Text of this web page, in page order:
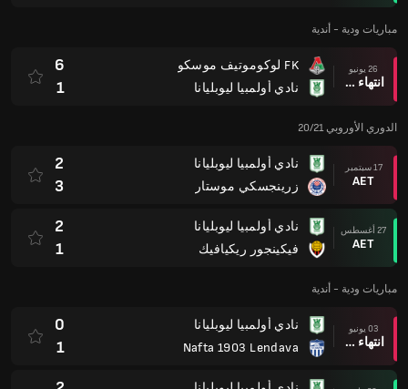
مباريات ودية - أندية
26 يونيو
انتهاء وقت المباراة
FK لوكوموتيف موسكو
نادي أولمبيا ليوبليانا
6
1
الدوري الأوروبي 20/21
17 سبتمبر
AET
نادي أولمبيا ليوبليانا
زرينجسكي موستار
2
3
27 أغسطس
AET
نادي أولمبيا ليوبليانا
فيكينجور ريكيافيك
2
1
مباريات ودية - أندية
03 يونيو
انتهاء وقت المباراة
نادي أولمبيا ليوبليانا
Nafta 1903 Lendava
0
1